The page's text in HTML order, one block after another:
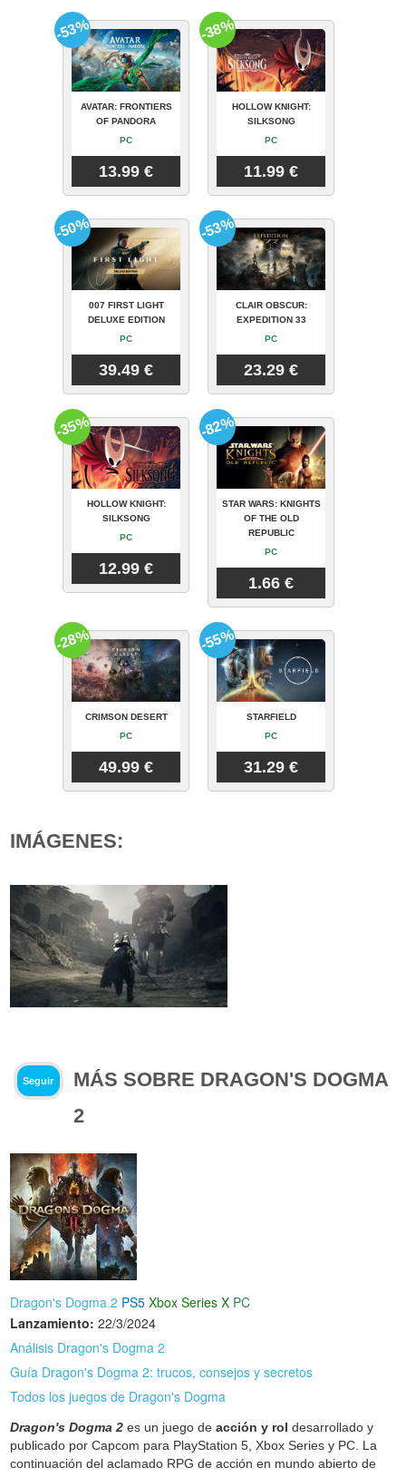
AVATAR: FRONTIERS
OF PANDORA
PC
13.99 €
-53%
HOLLOW KNIGHT:
SILKSONG
PC
11.99 €
-38%
007 FIRST LIGHT
DELUXE EDITION
PC
39.49 €
-50%
CLAIR OBSCUR:
EXPEDITION 33
PC
23.29 €
-53%
HOLLOW KNIGHT:
SILKSONG
PC
12.99 €
-35%
STAR WARS: KNIGHTS
OF THE OLD
REPUBLIC
PC
1.66 €
-82%
CRIMSON DESERT
PC
49.99 €
-28%
STARFIELD
PC
31.29 €
-55%
IMÁGENES:
Seguir
MÁS SOBRE DRAGON'S DOGMA
2
Dragon's Dogma 2 PS5 Xbox Series X PC
Lanzamiento: 22/3/2024
Análisis Dragon's Dogma 2
Guía Dragon's Dogma 2: trucos, consejos y secretos
Todos los juegos de Dragon's Dogma
Dragon's Dogma 2 es un juego deacción y rol desarrollado y
publicado por Capcom para PlayStation 5, Xbox Series y PC. La
continuación del aclamado RPG de acción en mundo abierto de